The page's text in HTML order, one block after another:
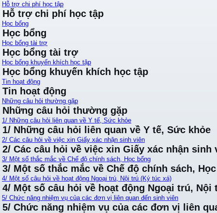
Hỗ trợ chi phí học tập
Hỗ trợ chi phí học tập
Học bổng
Học bổng
Học bổng tài trợ
Học bổng tài trợ
Học bổng khuyến khích học tập
Học bổng khuyến khích học tập
Tin hoạt động
Tin hoạt động
Những câu hỏi thường gặp
Những câu hỏi thường gặp
1/ Những câu hỏi liên quan về Y tế, Sức khỏe
1/ Những câu hỏi liên quan về Y tế, Sức khỏe
2/ Các câu hỏi về việc xin Giấy xác nhận sinh viên
2/ Các câu hỏi về việc xin Giấy xác nhận sinh
3/ Một số thắc mắc về Chế độ chính sách, Học bổng
3/ Một số thắc mắc về Chế độ chính sách,
4/ Một số câu hỏi về hoạt động Ngoại trú, Nội trú (Ký túc xá)
4/ Một số câu hỏi về hoạt động Ngoại trú, Nội
5/ Chức năng nhiệm vụ của các đơn vị liên quan đến sinh viên
5/ Chức năng nhiệm vụ của các đơn vị liên